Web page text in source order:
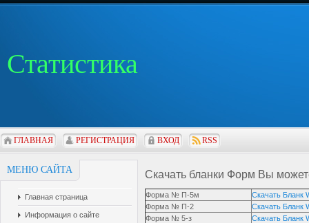
Статистика
ГЛАВНАЯ РЕГИСТРАЦИЯ ВХОД RSS
МЕНЮ САЙТА
Главная страница
Информация о сайте
Скачать бланки Форм Вы
Форма № П-5м
Скачать Бланк
Форма № П-2
Скачать Бланк
Форма № 5-з
Скачать Бланк